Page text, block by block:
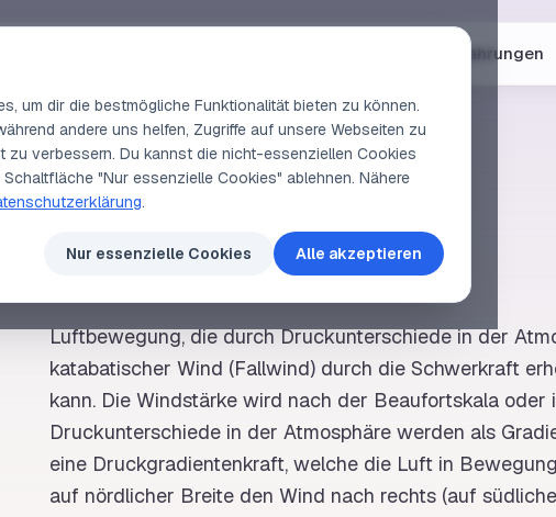
Erfahrungen
SEGELLEXIKON
Wind
Luftbewegung, die durch Druckunterschiede in der
katabatischer Wind (Fallwind) durch die Schwerkraft
kann. Die Windstärke wird nach der Beaufortskala oder
Druckunterschiede in der Atmosphäre werden als
eine Druckgradientenkraft, welche die Luft in
auf nördlicher Breite den Wind nach rechts (auf
um dir die bestmögliche Funktionalität bieten zu können.
andere uns helfen, Zugriffe auf unsere Webseiten zu
zu verbessern. Du kannst die nicht-essenziellen Cookies
"Nur essenzielle Cookies" ablehnen. Nähere
.
Nur essenzielle Cookies Alle akzeptieren